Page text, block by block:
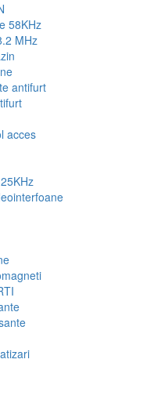
58KHz
MHz
antifurt
acces